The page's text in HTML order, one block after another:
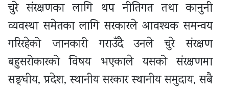
चुरे संरक्षणका लागि थप नीतिगत तथा कानुनी
व्यवस्था समेतका लागि सरकारले आवश्यक समन्वय
गरिरहेको जानकारी गराउँदै उनले चुरे संरक्षण
बहुसरोकारको विषय भएकाले यसको संरक्षणमा
सङ्घीय, प्रदेश, स्थानीय सरकार स्थानीय समुदाय, सबै